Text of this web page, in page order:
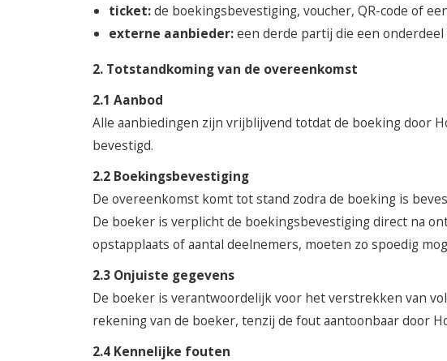
ticket:de boekingsbevestiging, voucher, QR-code of
externe aanbieder:een derde partij die een
2. Totstandkoming van de overeenkomst
2.1 Aanbod
Alle aanbiedingen zijn vrijblijvend totdat de boeking door
bevestigd.
2.2 Boekingsbevestiging
De overeenkomst komt tot stand zodra de boeking is
De boeker is verplicht de boekingsbevestiging direct na
opstapplaats of aantal deelnemers, moeten zo spoedig
2.3 Onjuiste gegevens
De boeker is verantwoordelijk voor het verstrekken van
rekening van de boeker, tenzij de fout aantoonbaar door
2.4 Kennelijke fouten